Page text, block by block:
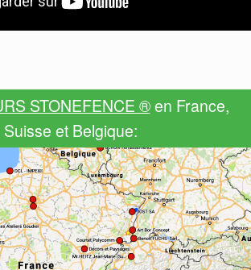
STONEFENCE ®en France,
Suisse et Belgique: